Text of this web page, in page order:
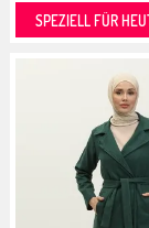
SPEZIELL FÜR